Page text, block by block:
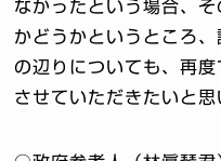
なかったという場合、
かどうかというところ
の辺りについても、再
させていただきたいと思